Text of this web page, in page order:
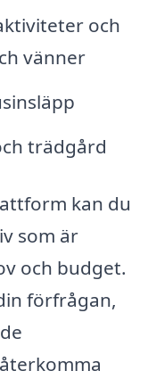
och
vänner
trädgård
kan du
som är
och budget.
förfrågan,